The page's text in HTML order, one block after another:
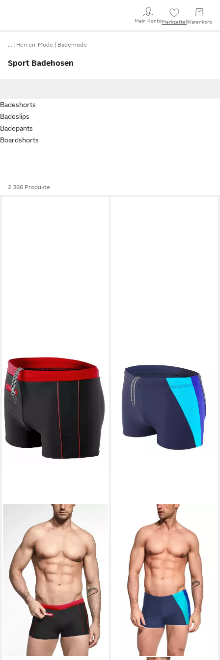
Mein KontoMerkzettel Warenkorb
… Herren-Mode Bademode
Sport Badehosen
Badeshorts
Badeslips
Badepants
Boardshorts
2.366 Produkte